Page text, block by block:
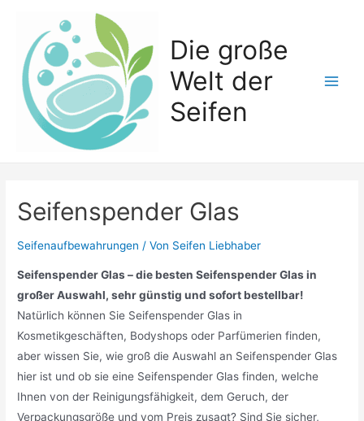
springen
Die große
Welt der
Seifen
Seifenspender Glas
Seifenaufbewahrungen / Von Seifen Liebhaber
Seifenspender Glas – die besten Seifenspender Glas in
großer Auswahl, sehr günstig und sofort bestellbar!
Natürlich können Sie Seifenspender Glas in
Kosmetikgeschäften, Bodyshops oder Parfümerien finden,
aber wissen Sie, wie groß die Auswahl an Seifenspender Glas
hier ist und ob sie eine Seifenspender Glas finden, welche
Ihnen von der Reinigungsfähigkeit, dem Geruch, der
Verpackungsgröße und vom Preis zusagt? Sind Sie sicher,